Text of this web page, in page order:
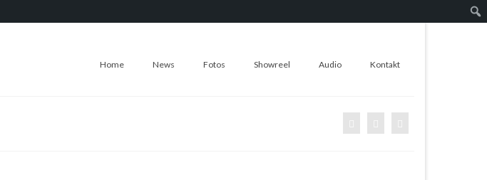
Home News Fotos Showreel Audio Kontakt